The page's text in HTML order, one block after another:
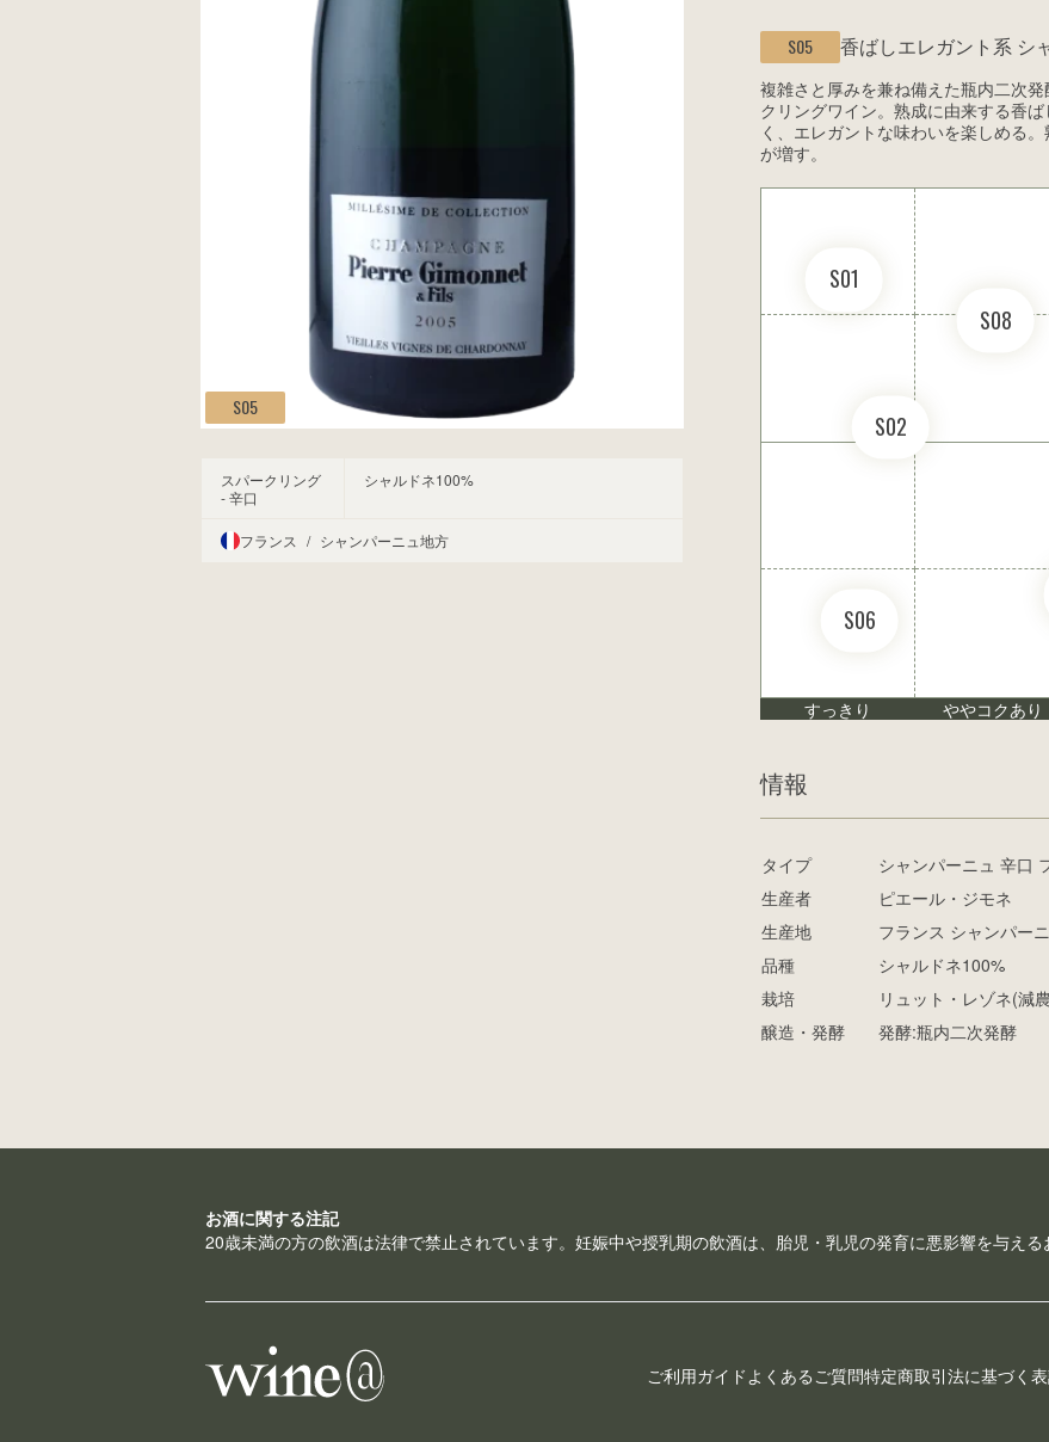
S05
スパークリング
- 辛口
シャルドネ100%
フランス / シャンパーニュ地方
S05 香ばしエレガント系 シ
複雑さと厚みを兼ね備えた瓶内二次
クリングワイン。熟成に由来する香
く、エレガントな味わいを楽しめる
が増す。
S01
S02
S06
S08
すっきり ややコクあり
情報
タイプ
シャンパーニュ 辛口
生産者
ピエール・ジモネ
生産地
フランス シャンパー
品種
シャルドネ100%
栽培
リュット・レゾネ(減
醸造・発酵
発酵:瓶内二次発酵
お酒に関する注記
20歳未満の方の飲酒は法律で禁止されています。妊娠中や授乳期の飲酒は、胎児・乳児の発育に悪影響を与える
ご利用ガイド よくあるご質問特定商取引法に基づく